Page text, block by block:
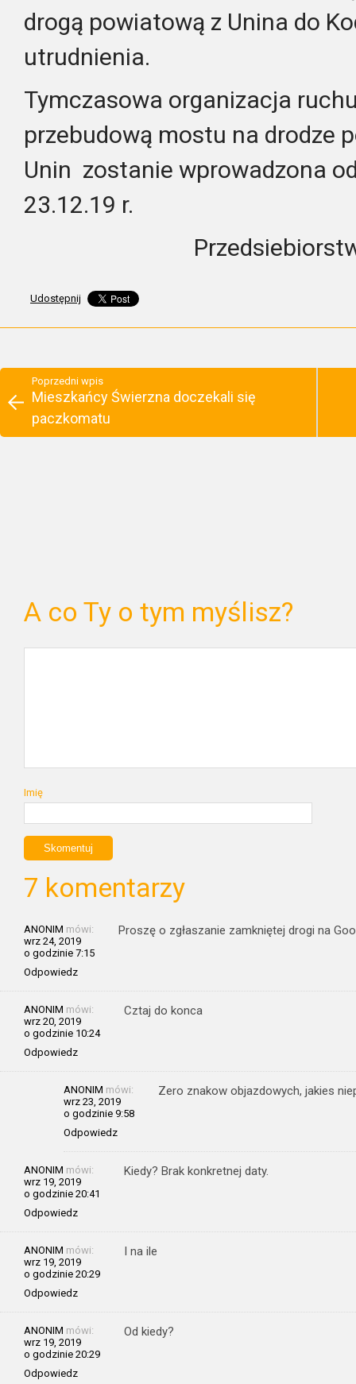
drogą powiatową z Unina do
utrudnienia.
Tymczasowa organizacja
przebudową mostu na drodze
Unin zostanie wprowadzona
23.12.19 r.
Udostępnij
Poprzedni wpis
Mieszkańcy Świerzna doczekali się
paczkomatu
A co Ty o tym myślisz?
Imię
7 komentarzy
ANONIM mówi:
wrz 24, 2019
o godzinie 7:15
Odpowiedz
Proszę o zgłaszanie zamkniętej drogi na
ANONIM mówi:
wrz 20, 2019
o godzinie 10:24
Odpowiedz
Cztaj do konca
ANONIM mówi:
wrz 23, 2019
o godzinie 9:58
Odpowiedz
Zero znakow objazdowych, jakies
ANONIM mówi:
wrz 19, 2019
o godzinie 20:41
Odpowiedz
Kiedy? Brak konkretnej daty.
ANONIM mówi:
wrz 19, 2019
o godzinie 20:29
Odpowiedz
I na ile
ANONIM mówi:
wrz 19, 2019
o godzinie 20:29
Odpowiedz
Od kiedy?